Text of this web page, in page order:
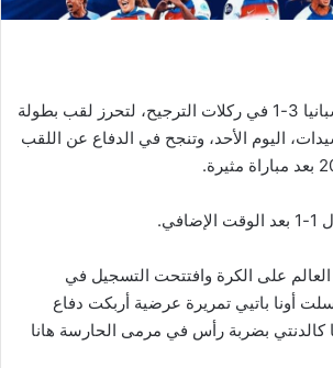
تغلبت إنجلترا على إسبانيا 3-1 في ركلات الترجيح، لتحرز لقب بطولة
اليوم الأحد، وتنجح في الدفاع عن اللقب
العالم على الكرة وافتتحت التسجيل في
أرسلت أونا باتيي تمريرة عرضية أربكت دفاع
كالدنتي بضربة رأس في مرمى الحارسة هانا